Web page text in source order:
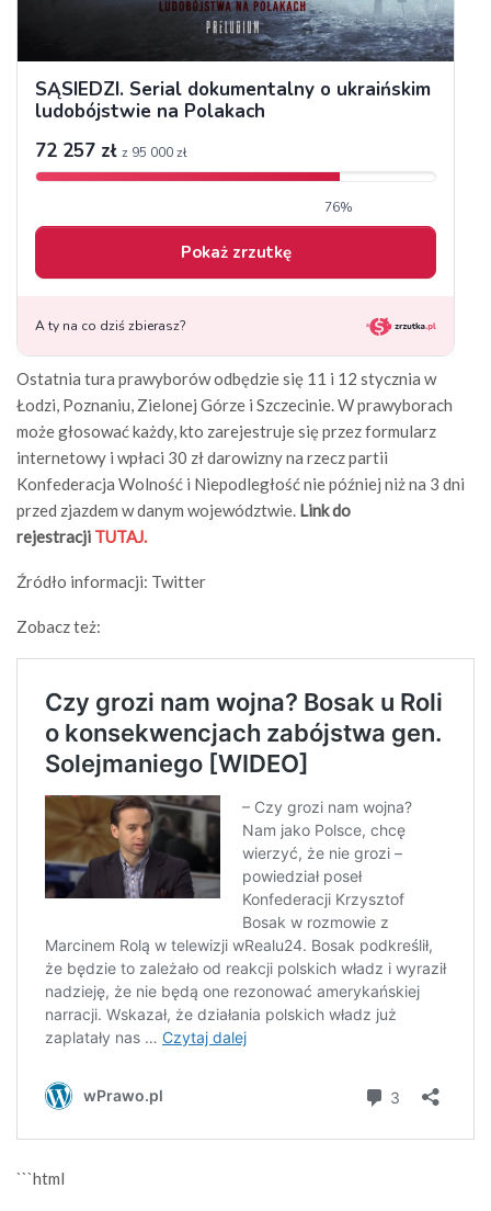
Ostatnia tura prawyborów odbędzie się 11 i 12 stycznia w
Łodzi, Poznaniu, Zielonej Górze i Szczecinie. W prawyborach
może głosować każdy, kto zarejestruje się przez formularz
internetowy i wpłaci 30 zł darowizny na rzecz partii
Konfederacja Wolność i Niepodległość nie później niż na 3 dni
przed zjazdem w danym województwie. Link do
rejestracji TUTAJ.
Źródło informacji: Twitter
Zobacz też:
```html